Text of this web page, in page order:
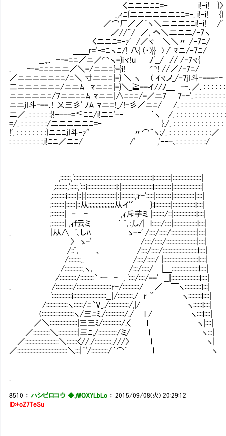
くニニニﾆﾆ=‐ i!‐i! }〉
_,ｨﾆ{ニニニニニニﾆﾆ=‐. i!‐i! {}
／⌒厂／／｀ヽ＼二ニニﾆﾆi!‐i! /'
／//＾/ ／, へ＼二ニニ/‐7ヽ
くニニﾆ=‐ｧ' /／ヾ ＼＼〃 /‐7ﾆ/
＿＿r='‐=ﾆヽﾆ/! 八{ (・)}} ) / ﾏニ/‐7ﾆ/ ――
__,,.. -‐=ﾆﾆ／ニ／⌒ヽ=}iヾ!u ﾉ'__/ // /‐7ヾ{
. -‐=ﾆﾆﾆニニ／＼=/ニニﾆ}=}i! ⌒! //／/‐7ﾆ
／ニニニニニﾆﾆ/ﾆ＼ 寸ニニﾆ|=} ＼ ヽ ( ｲヾノ_/‐7jI斗‐===‐-
二ニニニニニﾆ/ニニﾑ ﾏニﾆﾆ|=}＼_≧==イ//ﾉ＿ ‐-､／. : : : : : : :
ニニニニニﾆ/7ニニﾆﾆﾑ ﾏニニ|∧ﾆﾆﾆ/=／ニ7 7‐-'. : : : : : : : :
ニニjI斗‐==､! 乂三彡' ﾉﾑ ﾏニﾆ!_/!ｰ彡／ニﾆ/ /. : : : : : : : : : : :
二／. : : : : : :}!ｰ---=≦ﾆﾆ/i!ニﾆ'-‐ ￣￣｀ヽ /. : : : : : : : : : : : : :
=/. : : : : : : :/ニニニニニﾆ=‐ ￣ }./. : : : : : : : : : : : : : :
!'. : : : : : : : :}ニﾆﾆjI斗‐ｧ'' 〃⌒＾ヽ;/. : : : : : : : : : : :／
: : : : : : : : :.i!ﾆﾆ／ニﾆ/ /' ,'‐‐-､: : : : : : : :/
,:::::::,'::::::::::::::::::::::::::::::::::::::::::::::::::::l:::::::::::|:::::::::::::::::::|
,::::::::,':::::,':::ｉ:::::::::::::::::::l:|:::::::::::::::::::::l:::::::::::|:::::::::::::::::::|
,:::::::::i::::::|::|:|:::::::::::::::::::|:|:::::::::,:r-':::::|::::::::::|::::::::::::::|::::|
;::::::::|::::::|::从;;;;;;;;;;;;;;;;;从イ'´ }:l::::::::::|:::::::::::::::l::::|
;::::::::| ‐─- ,ｨ斥芋ミ |::::::::/::|:::::::::::::::l::::|
;::::::::| ,ｨf云ミ ´ ﾞ､:,し/| l::::::/::::|::::::::::::::::l::::| 戦える
. |从∧ ﾞ､しﾊ ゝ-‐' /::::/:::::/:::::::::::::::::|::::|
〉 ゝ-' /::::/:::::/::::::::::::::::::::|::::| ……大丈夫
/::ﾞ､ 、 /::::/:::::/:::::::::::::::::::::::l::::|
/::::::::.. ＿ /::::/:::::/ |:::::::::::::::::::::::l::::|
/::::::::::::.ヽ､ /:::/:::::/ |＿::::::::::::::::::l::::|
/:::::::::::/:::::::::｀ ー - , '::::/::::/==' __|:::::::::::::::::::l::::|
. /:::::::::::/:::::::::::::::::::::::r-/:::::::::::/ ／ ￣ヽ:::::::::::ｌ:::|
':::::::::::::i::::::::::::::::::::::__|/::::::::::./ r '´ ヽ:::::::::l::::|
/::::::::::::::ヽ::::::/ﾆ｀V_./:::::::::::::/,|/ ヽ::::::l::::|
(:::::::::::::::::::::ヽ/三ﾆﾐ./::::::::::::/./ l / ヽ::::l::::|
／＼::::::::::::::::::|三三ﾐ/::::::::::::/.〈 l ヽ|::::|
／:::::::::::＼:::::::::::::|三ﾆ,/::::::::::::/ミ/ l ヽ:::|
／::::::::::::::::::::::＼:::::::〈//./:::::::::::.///〉 l ヽ|
／:::::::::::::::::::::::::::::::::＼:::|｀'/:::::::::::/｀⌒´ l ヽ
8510 ： ハシビロコウ ◆.jWOXYLbLo ：2015/09/08(火) 20:29:12
ID:+oZ7TeSu